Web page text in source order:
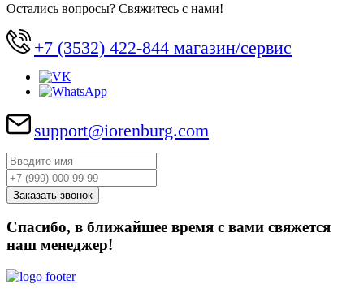
Остались вопросы? Свяжитесь с нами!
+7 (3532) 422-844 магазин/сервис
support@iorenburg.com
Спасибо, в ближайшее время с вами свяжется
наш менеджер!